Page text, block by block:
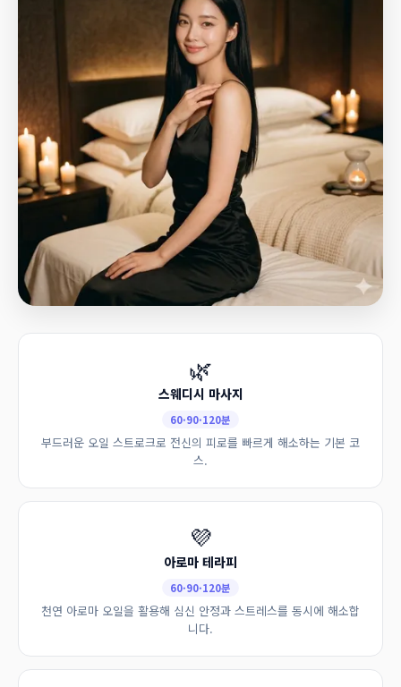
🌿
스웨디시 마사지
60·90·120분
부드러운 오일 스트로크로 전신의 피로를 빠르게 해소하는 기본 코
스.
💜
아로마 테라피
60·90·120분
천연 아로마 오일을 활용해 심신 안정과 스트레스를 동시에 해소합
니다.